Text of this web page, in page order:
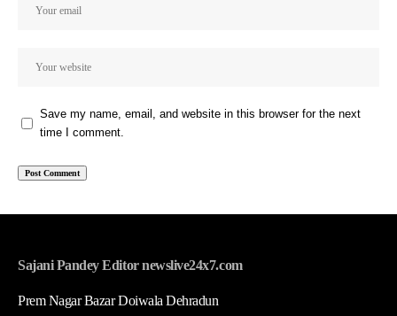
Save my name, email, and website in this browser for the next
time I comment.
Sajani Pandey Editor newslive24x7.com
Prem Nagar Bazar Doiwala Dehradun